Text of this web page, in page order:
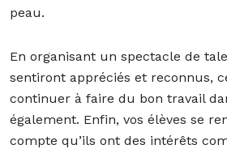
peau.
En organisant un spectacle de
sentiront appréciés et reconnus,
continuer à faire du bon travail
également. Enfin, vos élèves se
compte qu’ils ont des intérêts